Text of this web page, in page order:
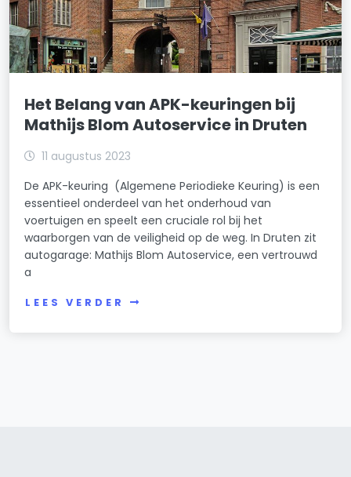
Het Belang van APK-keuringen bij
Mathijs Blom Autoservice in Druten
11 augustus 2023
De APK-keuring (Algemene Periodieke Keuring) is een
essentieel onderdeel van het onderhoud van
voertuigen en speelt een cruciale rol bij het
waarborgen van de veiligheid op de weg. In Druten zit
autogarage: Mathijs Blom Autoservice, een vertrouwd
a
LEES VERDER